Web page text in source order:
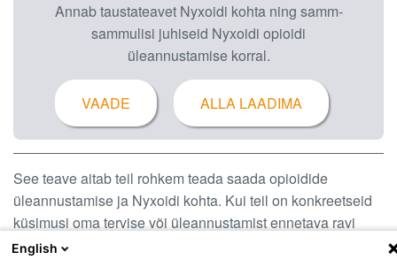
Annab taustateavet Nyxoidi kohta ning samm-
sammulisi juhiseid Nyxoidi opioidi
üleannustamise korral.
VAADE ALLA LAADIMA
See teave aitab teil rohkem teada saada opioidide
üleannustamise ja Nyxoidi kohta. Kui teil on konkreetseid
küsimusi oma tervise või üleannustamist ennetava ravi
kohta, pidage nõu oma arsti, meditsiiniõe või apteekriga.
English